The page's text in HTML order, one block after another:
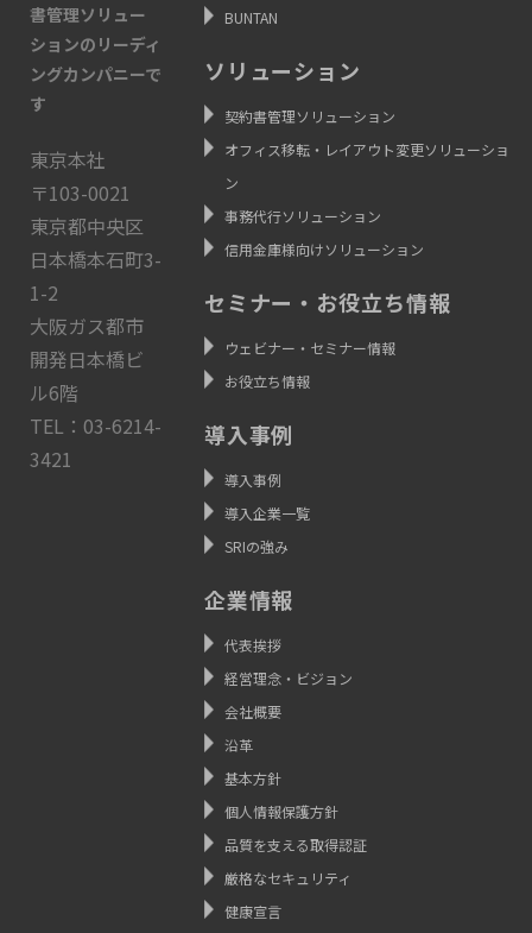
書管理ソリュー
ションのリーディ
ングカンパニーで
す
東京本社
〒103-0021
東京都中央区
日本橋本石町3-
1-2
大阪ガス都市
開発日本橋ビ
ル6階
TEL：03-6214-
3421
BUNTAN
ソリューション
契約書管理ソリューション
オフィス移転・レイアウト変更ソリューショ
ン
事務代行ソリューション
信用金庫様向けソリューション
セミナー・お役立ち情報
ウェビナー・セミナー情報
お役立ち情報
導入事例
導入事例
導入企業一覧
SRIの強み
企業情報
代表挨拶
経営理念・ビジョン
会社概要
沿革
基本方針
個人情報保護方針
品質を支える取得認証
厳格なセキュリティ
健康宣言